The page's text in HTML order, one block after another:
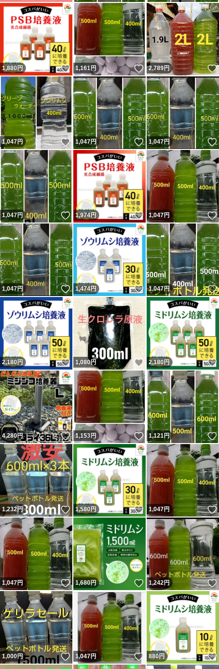
1,880円 いいね！
1,161円 いいね！
2,789円
1,047円 いいね！
1,047円 いいね！
1,047円
1,047円 いいね！
1,974円 いいね！
1,047円
1,047円 いいね！
1,474円 いいね！
1,047円
2,180円 いいね！
1,080円 いいね！
2,180円
4,280円 いいね！
1,153円 いいね！
1,121円
1,232円 いいね！
1,580円 いいね！
1,047円
1,047円 いいね！
1,680円 いいね！
1,242円
1,000円 いいね！
1,047円 いいね！
880円